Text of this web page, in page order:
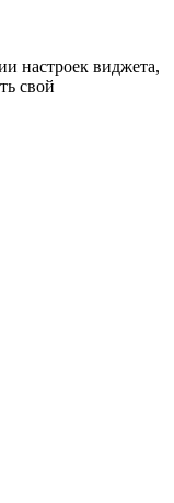
настроек виджета,
свой